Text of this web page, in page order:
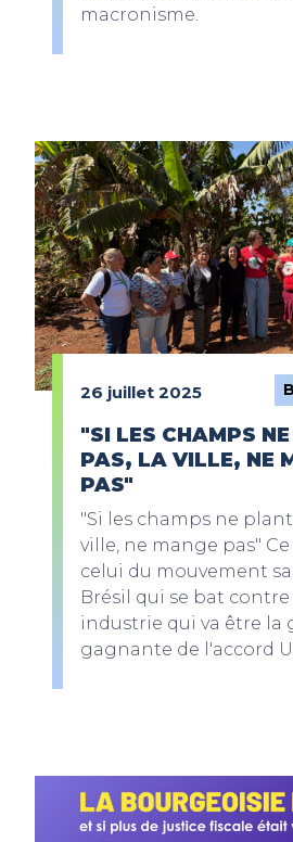
macronisme.
26 juillet 2025
"SI LES CHAMPS
PAS, LA VILLE, NE
PAS"
"Si les champs ne
ville, ne mange pas"
celui du mouvement
Brésil qui se bat
industrie qui va être la
gagnante de l'accord